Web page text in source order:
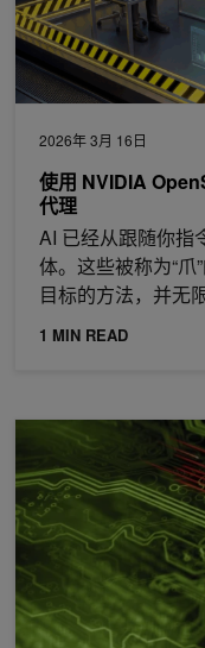
2026年 3月 16日
使用 NVIDIA
代理
AI 已经从跟随你指
体。这些被称为“
目标的方法，并无
1 MIN READ
从助手到对手：利用代